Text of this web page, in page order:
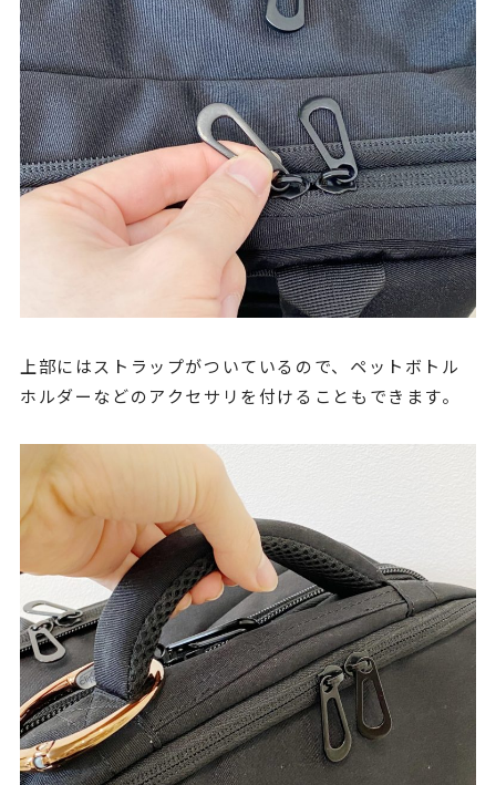
上部にはストラップがついているので、ペットボトル
ホルダーなどのアクセサリを付けることもできます。